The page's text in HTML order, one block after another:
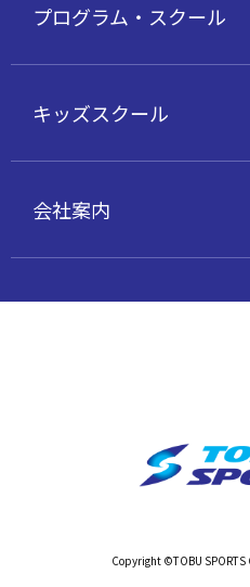
プログラム・ スクール
キッズスクール
会社案内
Copyright ©TOBU SPORTS